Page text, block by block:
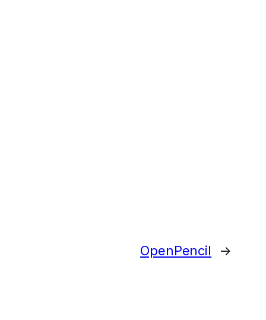
OpenPencil →